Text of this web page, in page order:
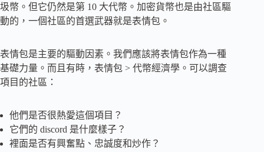
圾幣。但它仍然是第 10 大代幣。加密貨幣也是由社區驅
動的，一個社區的首選武器就是表情包。
表情包是主要的驅動因素。我們應該將表情包作為一種
基礎力量。而且有時，表情包 > 代幣經濟學。可以調查
項目的社區：
他們是否很熱愛這個項目？
它們的 discord 是什麼樣子？
裡面是否有興奮點、忠誠度和炒作？